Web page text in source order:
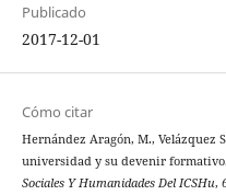
Publicado
2017-12-01
Cómo citar
Hernández Aragón, M., Velázquez
universidad y su devenir formativo.
Sociales Y Humanidades Del ICSHu,